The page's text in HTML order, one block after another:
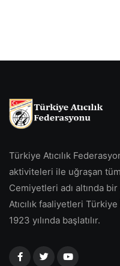
Türkiye Atıcılık
aktiviteleri ile uğraşan
Cemiyetleri adı altında
Atıcılık faaliyetleri
1923 yılında başlatılır.